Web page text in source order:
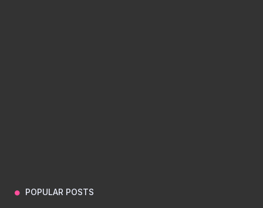
POPULAR POSTS